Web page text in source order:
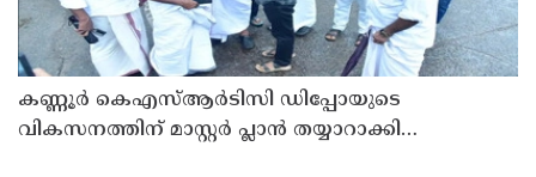
കണ്ണൂർ കെഎസ്ആർടിസി ഡിപ്പോയുടെ
വികസനത്തിന് മാസ്റ്റർ പ്ലാൻ തയ്യാറാക്കി